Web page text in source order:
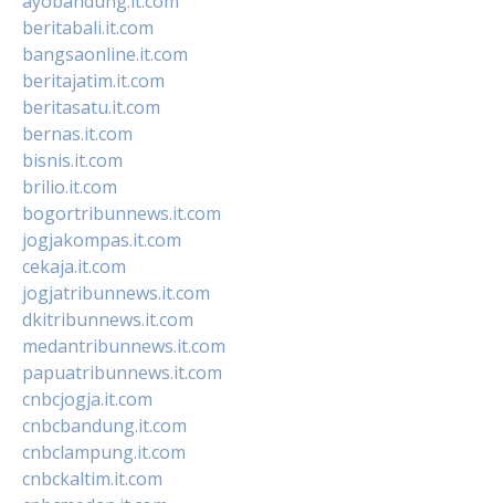
beritabali.it.com
bangsaonline.it.com
beritajatim.it.com
beritasatu.it.com
bernas.it.com
bisnis.it.com
brilio.it.com
bogortribunnews.it.com
jogjakompas.it.com
cekaja.it.com
jogjatribunnews.it.com
dkitribunnews.it.com
medantribunnews.it.com
papuatribunnews.it.com
cnbcjogja.it.com
cnbcbandung.it.com
cnbclampung.it.com
cnbckaltim.it.com